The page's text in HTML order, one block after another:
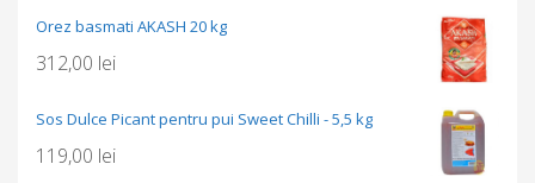
Orez basmati AKASH 20 kg
312,00 lei
Sos Dulce Picant pentru pui Sweet Chilli - 5,5 kg
119,00 lei